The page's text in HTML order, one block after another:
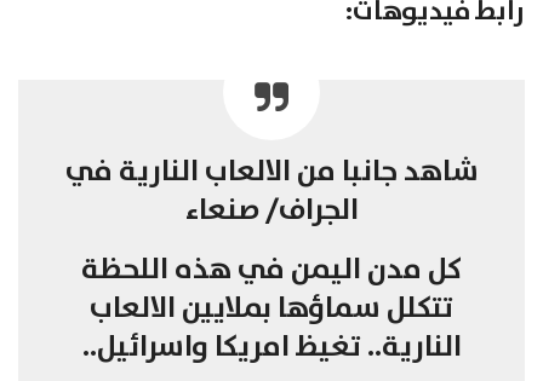
رابط فيديوهات:
شاهد جانبا من الالعاب النارية في
الجراف/ صنعاء
كل مدن اليمن في هذه اللحظة
تتكلل سماؤها بملايين الالعاب
النارية.. تغيظ امريكا واسرائيل..